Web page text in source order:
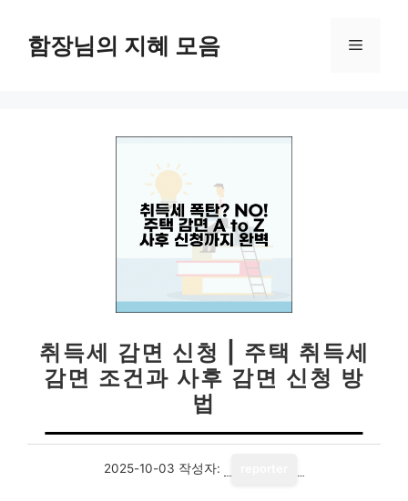
함장님의 지혜 모음 메
취득세 감면 신청 | 주택 취득세
감면 조건과 사후 감면 신청 방
법
2025-10-03 작성자: